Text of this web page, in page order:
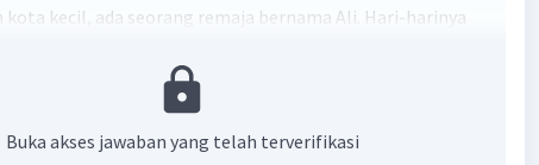
kota kecil, ada seorang remaja bernama Ali. Hari-harinya
Dia merasa seperti hanyut dalam kehampaan yang
Tiap pagi, bangun dengan rasa malas dan tak
Buka akses jawaban yang telah terverifikasi